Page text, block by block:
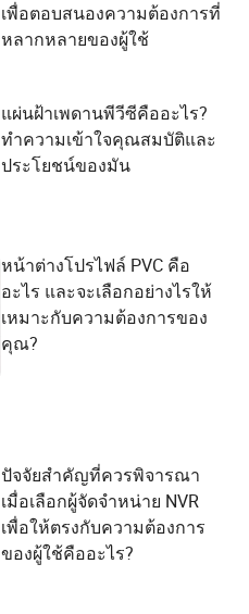
เพื่อตอบสนองความต้องการที่
หลากหลายของผู้ใช้
แผ่นฝ้าเพดานพีวีซีคืออะไร?
ทำความเข้าใจคุณสมบัติและ
ประโยชน์ของมัน
หน้าต่างโปรไฟล์ PVC คือ
อะไร และจะเลือกอย่างไรให้
เหมาะกับความต้องการของ
คุณ?
ปัจจัยสำคัญที่ควรพิจารณา
เมื่อเลือกผู้จัดจำหน่าย NVR
เพื่อให้ตรงกับความต้องการ
ของผู้ใช้คืออะไร?